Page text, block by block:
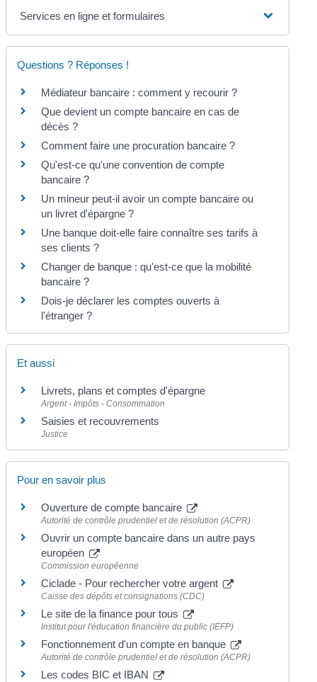
Services en ligne et formulaires
Questions ? Réponses !
Médiateur bancaire : comment y recourir ?
Que devient un compte bancaire en cas de
décès ?
Comment faire une procuration bancaire ?
Qu'est-ce qu'une convention de compte
bancaire ?
Un mineur peut-il avoir un compte bancaire ou
un livret d'épargne ?
Une banque doit-elle faire connaître ses tarifs à
ses clients ?
Changer de banque : qu'est-ce que la mobilité
bancaire ?
Dois-je déclarer les comptes ouverts à
l'étranger ?
Et aussi
Livrets, plans et comptes d'épargne
Argent - Impôts - Consommation
Saisies et recouvrements
Justice
Pour en savoir plus
Ouverture de compte bancaire
Autorité de contrôle prudentiel et de résolution (ACPR)
Ouvrir un compte bancaire dans un autre pays
européen
Commission européenne
Ciclade - Pour rechercher votre argent
Caisse des dépôts et consignations (CDC)
Le site de la finance pour tous
Institut pour l'éducation financière du public (IEFP)
Fonctionnement d'un compte en banque
Autorité de contrôle prudentiel et de résolution (ACPR)
Les codes BIC et IBAN